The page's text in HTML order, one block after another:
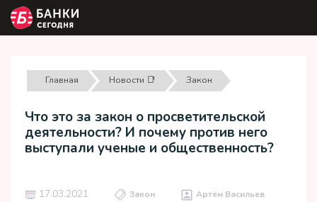
Главная Новости 📑 Закон
Что это за закон о просветительской
деятельности? И почему против него
выступали ученые и общественность?
17.03.2021 Закон Артём Васильев